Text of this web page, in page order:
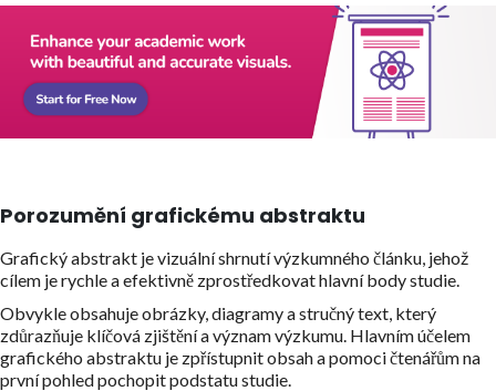
Porozumění grafickému abstraktu
Grafický abstrakt je vizuální shrnutí výzkumného článku, jehož
cílem je rychle a efektivně zprostředkovat hlavní body studie.
Obvykle obsahuje obrázky, diagramy a stručný text, který
zdůrazňuje klíčová zjištění a význam výzkumu. Hlavním účelem
grafického abstraktu je zpřístupnit obsah a pomoci čtenářům na
první pohled pochopit podstatu studie.